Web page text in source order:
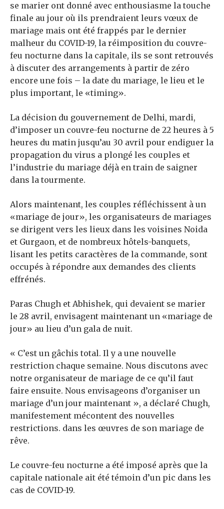
se marier ont donné avec enthousiasme la touche
finale au jour où ils prendraient leurs vœux de
mariage mais ont été frappés par le dernier
malheur du COVID-19, la réimposition du couvre-
feu nocturne dans la capitale, ils se sont retrouvés
à discuter des arrangements à partir de zéro
encore une fois – la date du mariage, le lieu et le
plus important, le «timing».
La décision du gouvernement de Delhi, mardi,
d’imposer un couvre-feu nocturne de 22 heures à 5
heures du matin jusqu’au 30 avril pour endiguer la
propagation du virus a plongé les couples et
l’industrie du mariage déjà en train de saigner
dans la tourmente.
Alors maintenant, les couples réfléchissent à un
«mariage de jour», les organisateurs de mariages
se dirigent vers les lieux dans les voisines Noida
et Gurgaon, et de nombreux hôtels-banquets,
lisant les petits caractères de la commande, sont
occupés à répondre aux demandes des clients
effrénés.
Paras Chugh et Abhishek, qui devaient se marier
le 28 avril, envisagent maintenant un «mariage de
jour» au lieu d’un gala de nuit.
« C’est un gâchis total. Il y a une nouvelle
restriction chaque semaine. Nous discutons avec
notre organisateur de mariage de ce qu’il faut
faire ensuite. Nous envisageons d’organiser un
mariage d’un jour maintenant », a déclaré Chugh,
manifestement mécontent des nouvelles
restrictions. dans les œuvres de son mariage de
rêve.
Le couvre-feu nocturne a été imposé après que la
capitale nationale ait été témoin d’un pic dans les
cas de COVID-19.